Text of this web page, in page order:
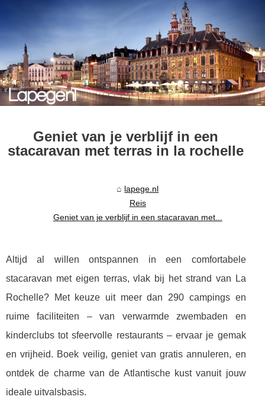
Geniet van je verblijf in een
stacaravan met terras in la rochelle
lapege.nl
Reis
Geniet van je verblijf in een stacaravan met...
Altijd al willen ontspannen in een comfortabele
stacaravan met eigen terras, vlak bij het strand van La
Rochelle? Met keuze uit meer dan 290 campings en
ruime faciliteiten – van verwarmde zwembaden en
kinderclubs tot sfeervolle restaurants – ervaar je gemak
en vrijheid. Boek veilig, geniet van gratis annuleren, en
ontdek de charme van de Atlantische kust vanuit jouw
ideale uitvalsbasis.